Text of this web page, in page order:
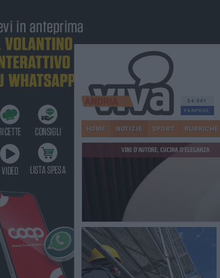
34.941
FANPAGE
HOME NOTIZIE SPORT RUBRICHE